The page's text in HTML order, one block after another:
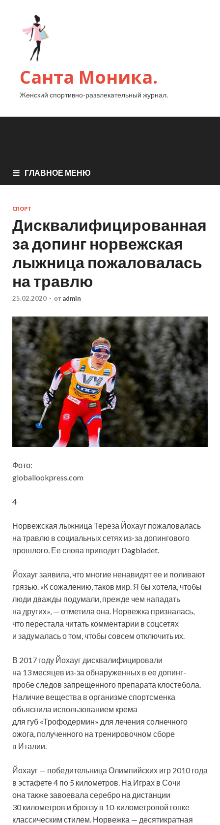
Санта Моника.
Женский спортивно-развлекательный журнал.
ГЛАВНОЕ МЕНЮ
СПОРТ
Дисквалифицированная
за допинг норвежская
лыжница пожаловалась
на травлю
25.02.2020 - от admin
Фото:
globallookpress.com
4
Норвежская лыжница Тереза Йохауг пожаловалась
на травлю в социальных сетях из-за допингового
прошлого. Ее слова приводит Dagbladet.
Йохауг заявила, что многие ненавидят ее и поливают
грязью. «К сожалению, таков мир. Я бы хотела, чтобы
люди дважды подумали, прежде чем нападать
на других», — отметила она. Норвежка призналась,
что перестала читать комментарии в соцсетях
и задумалась о том, чтобы совсем отключить их.
В 2017 году Йохауг дисквалифицировали
на 13 месяцев из-за обнаруженных в ее допинг-
пробе следов запрещенного препарата клостебола.
Наличие вещества в организме спортсменка
объяснила использованием крема
для губ «Трофодермин» для лечения солнечного
ожога, полученного на тренировочном сборе
в Италии.
Йохауг — победительница Олимпийских игр 2010 года
в эстафете 4 по 5 километров. На Играх в Сочи
она также завоевала серебро на дистанции
30 километров и бронзу в 10-километровой гонке
классическим стилем. Норвежка — десятикратная